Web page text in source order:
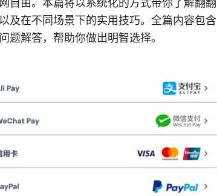
自由。本篇将以系统化的方式带你了解翻翻
及在不同场景下的实用技巧。全篇内容包含
题解答，帮助你做出明智选择。